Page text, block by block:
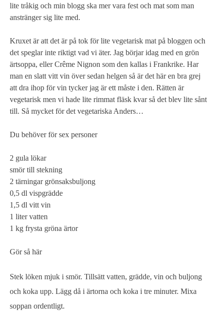
lite tråkig och min blogg ska mer vara fest och mat som man
anstränger sig lite med.
Kruxet är att det är på tok för lite vegetarisk mat på bloggen och
det speglar inte riktigt vad vi äter. Jag börjar idag med en grön
ärtsoppa, eller Crême Nignon som den kallas i Frankrike. Har
man en slatt vitt vin över sedan helgen så är det här en bra grej
att dra ihop för vin tycker jag är ett måste i den. Rätten är
vegetarisk men vi hade lite rimmat fläsk kvar så det blev lite sånt
till. Så mycket för det vegetariska Anders…
Du behöver för sex personer
2 gula lökar
smör till stekning
2 tärningar grönsaksbuljong
0,5 dl vispgrädde
1,5 dl vitt vin
1 liter vatten
1 kg frysta gröna ärtor
Gör så här
Stek löken mjuk i smör. Tillsätt vatten, grädde, vin och buljong
och koka upp. Lägg då i ärtorna och koka i tre minuter. Mixa
soppan ordentligt.